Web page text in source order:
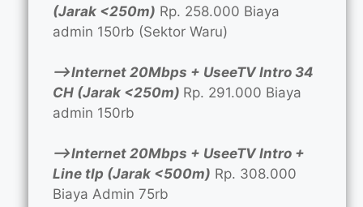
(Jarak <250m) Rp. 258.000 Biaya
admin 150rb (Sektor Waru)
—>Internet 20Mbps + UseeTV Intro 34
CH (Jarak <250m) Rp. 291.000 Biaya
admin 150rb
—>Internet 20Mbps + UseeTV Intro +
Line tlp (Jarak <500m) Rp. 308.000
Biaya Admin 75rb